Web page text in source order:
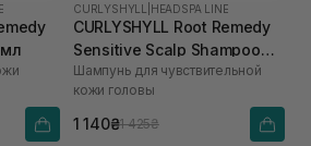
CURLYSHYLL HEADSPA LINE
CURLYSHYLL Root Remedy
Sensitive Scalp Shampoo
360 мл
Шампунь для чувствительной
кожи головы
1 140₴1 425₴